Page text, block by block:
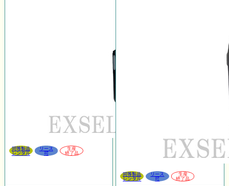
同等製品
レンタル
リース
可
生産
終了品
同等製品
レンタル
リース
可
生産
終了品